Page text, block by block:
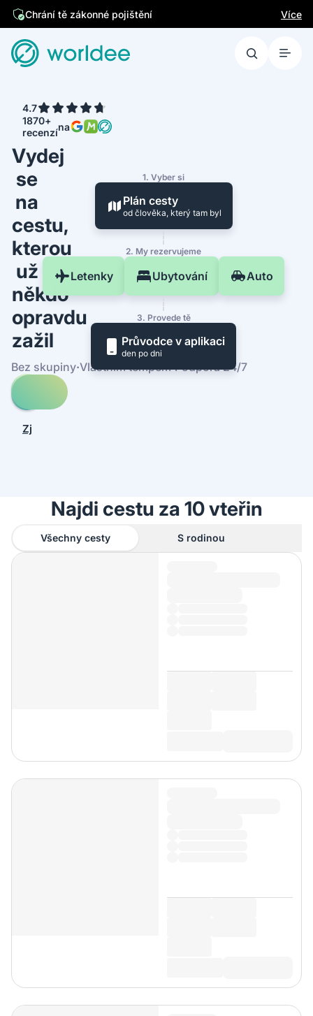
Chrání tě zákonné pojištění
Více
4.7
1870+
recenzína
Vydej
se
na
cestu,
kterou
už
někdo
opravdu
zažil
Bez skupiny·Vlastním tempem·Podpora 24/7
Prohledej
cesty
Zjistit,
1. Vyber si
Plán cesty
od člověka, který tam byl
2. My rezervujeme
Letenky Ubytování Auto
3. Provede tě
Průvodce v aplikaci
den po dni
Najdi cestu za 10 vteřin
Všechny cesty S rodinou